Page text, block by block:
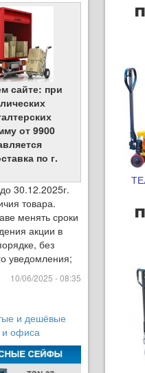
сайте: при
от 9900
по г.
30.12.2025г.
товара.
менять сроки
акции в
без
уведомления;
10/06/2025 - 08:35
и дешёвые
офиса